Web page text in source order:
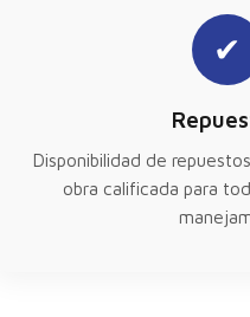
✔
Disponibilidad de
obra calificada para